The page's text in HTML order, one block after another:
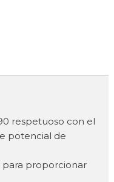
respetuoso con el
potencial de
para proporcionar